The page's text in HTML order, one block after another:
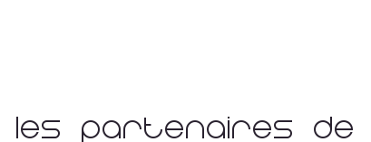
Les Partenaires De